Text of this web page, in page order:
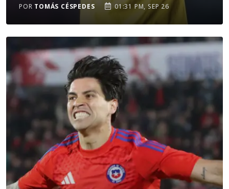
POR TOMÁS CÉSPEDES 01:31 PM, SEP 26